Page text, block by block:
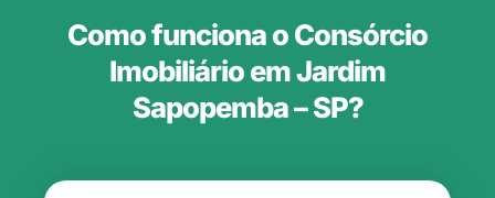
Como funciona o Consórcio
Imobiliário em Jardim
Sapopemba – SP?